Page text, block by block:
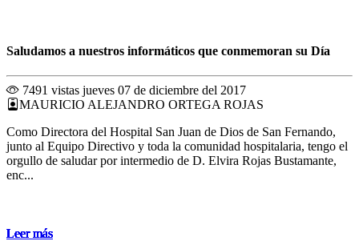
Leer más
Leer más
Leer más
Leer más
Leer más
Leer más
Leer más
Saludamos a nuestros informáticos que conmemoran su Día
7491 vistas jueves 07 de diciembre del 2017
MAURICIO ALEJANDRO ORTEGA ROJAS
Como Directora del Hospital San Juan de Dios de San Fernando,
junto al Equipo Directivo y toda la comunidad hospitalaria, tengo el
orgullo de saludar por intermedio de D. Elvira Rojas Bustamante,
enc...
Leer más
Leer más
Leer más
Leer más
Leer más